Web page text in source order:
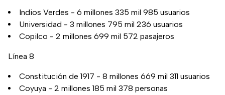
Indios Verdes - 6 millones 335 mil 985 usuarios
Universidad - 3 millones 795 mil 236 usuarios
Copilco - 2 millones 699 mil 572 pasajeros
Línea 8
Constitución de 1917 - 8 millones 669 mil 311 usuarios
Coyuya - 2 millones 185 mil 378 personas